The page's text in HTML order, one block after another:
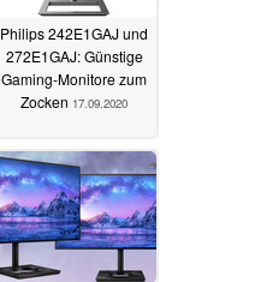
Philips 242E1GAJ und
272E1GAJ: Günstige
Gaming-Monitore zum
Zocken 17.09.2020